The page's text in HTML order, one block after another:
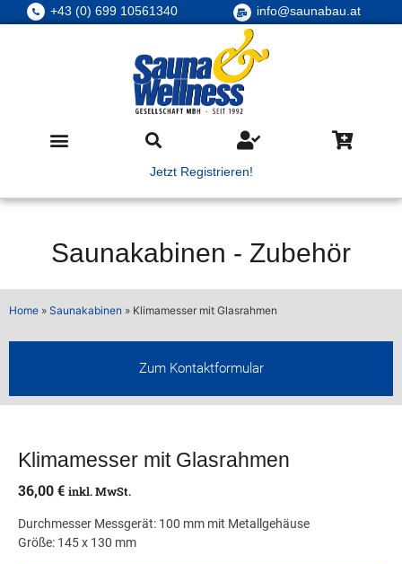
+43 (0) 699 10561340 info@saunabau.at
Jetzt Registrieren!
Saunakabinen - Zubehör
Home » Saunakabinen » Klimamesser mit Glasrahmen
Zum Kontaktformular
Klimamesser mit Glasrahmen
36,00€ inkl. MwSt.
Durchmesser Messgerät: 100 mm mit Metallgehäuse
Größe: 145 x 130 mm